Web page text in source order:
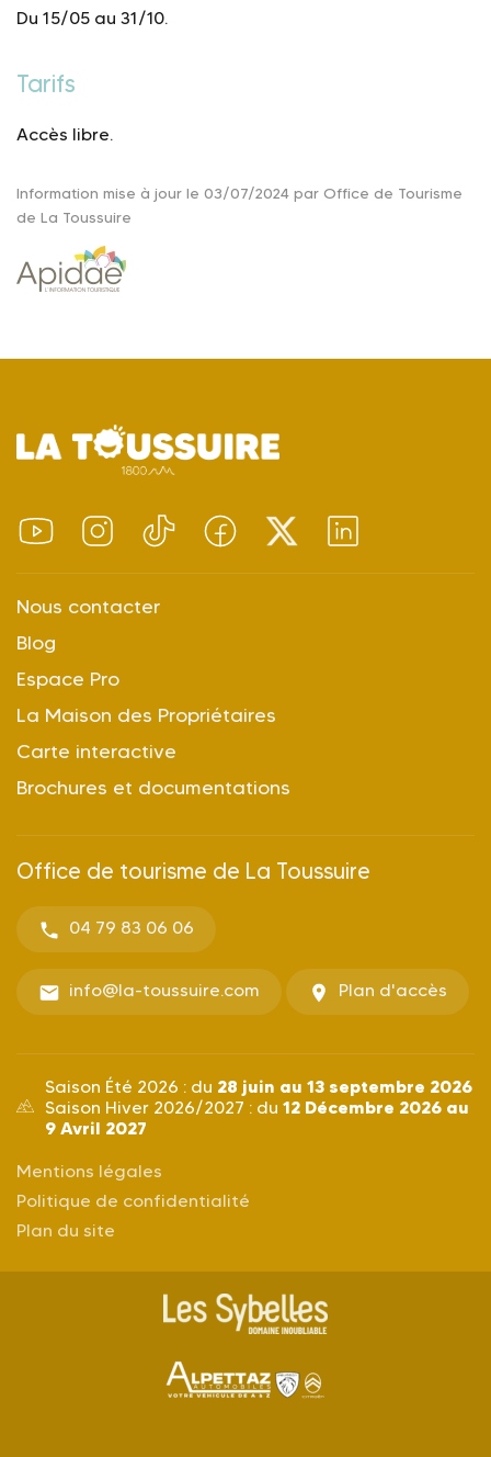
Du 15/05 au 31/10.
Tarifs
Accès libre.
Information mise à jour le 03/07/2024 par Office de Tourisme
de La Toussuire
Nous contacter
Blog
Espace Pro
La Maison des Propriétaires
Carte interactive
Brochures et documentations
Office de tourisme de La Toussuire
04 79 83 06 06
info@la-toussuire.com Plan d'accès
Saison Été 2026 : du 28 juin au 13 septembre 2026
Saison Hiver 2026/2027 : du 12 Décembre 2026 au
9 Avril 2027
Mentions légales
Politique de confidentialité
Plan du site